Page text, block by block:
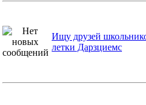
Ищу друзей
летки Дарзциемс